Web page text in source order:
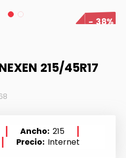
38%
215/45R17
Ancho 215
Precio Internet